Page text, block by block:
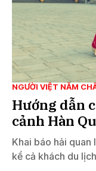
NGƯỜI VIỆT NĂM
Hướng dẫn
cảnh Hàn
Khai báo hải
kể cả khách du